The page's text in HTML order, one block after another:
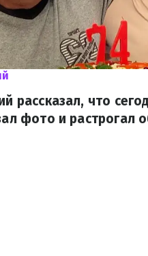
рассказал, что
фото и растрогал